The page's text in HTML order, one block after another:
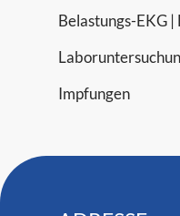
Belastungs-EKG
Impfungen